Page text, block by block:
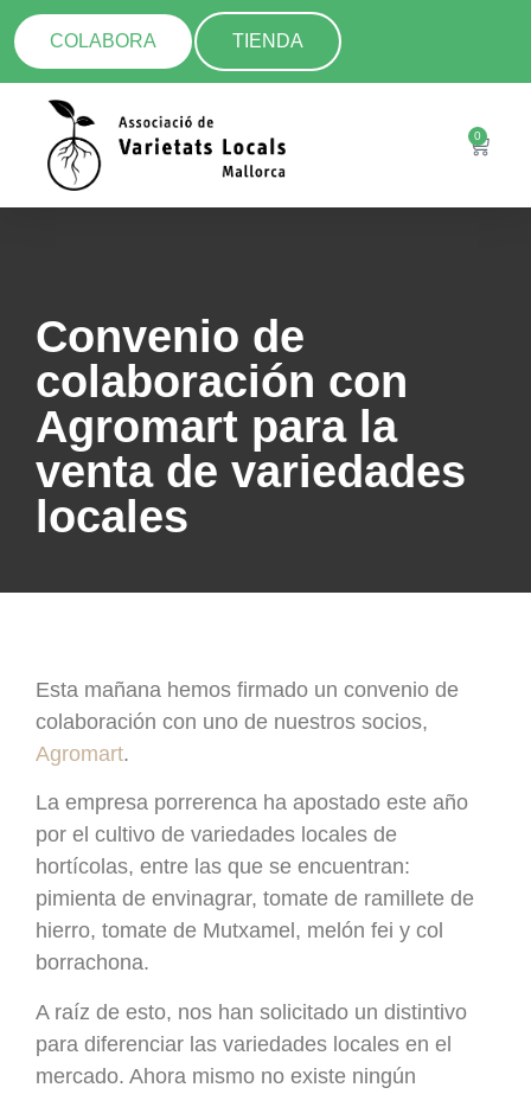
COLABORA TIENDA
0
Convenio de
colaboración con
Agromart para la
venta de variedades
locales
Esta mañana hemos firmado un convenio de
colaboración con uno de nuestros socios,
Agromart.
La empresa porrerenca ha apostado este año
por el cultivo de variedades locales de
hortícolas, entre las que se encuentran:
pimienta de envinagrar, tomate de ramillete de
hierro, tomate de Mutxamel, melón fei y col
borrachona.
A raíz de esto, nos han solicitado un distintivo
para diferenciar las variedades locales en el
mercado. Ahora mismo no existe ningún